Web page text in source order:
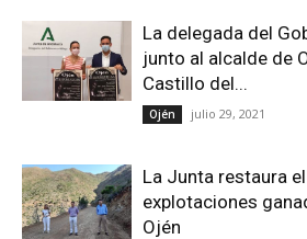
La delegada del
junto al alcalde de
Castillo del...
Ojén julio 29, 2021
La Junta restaura
explotaciones
Ojén